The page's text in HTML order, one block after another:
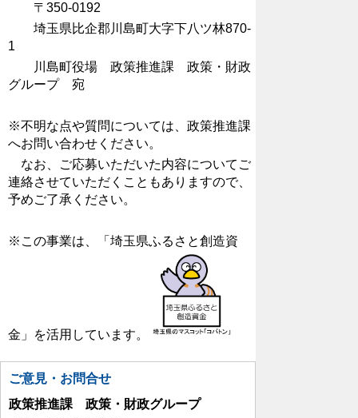
〒350-0192
埼玉県比企郡川島町大字下八ツ林870-
1
川島町役場 政策推進課 政策・財政
グループ 宛
※不明な点や質問については、政策推進課
へお問い合わせください。
なお、ご応募いただいた内容について ご
連絡させていただくこともありますので、
予めご了承ください。
※この事業は、「埼玉県ふるさと創造資
金」を活用しています。
ご意見・お問合せ
政策推進課 政策・財政グループ